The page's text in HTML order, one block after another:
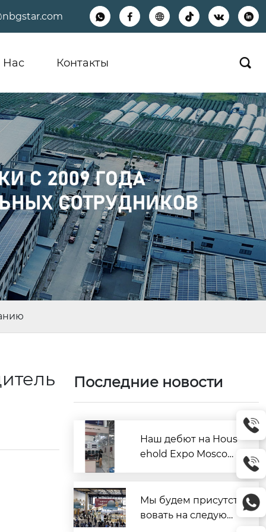
     
Контакты 
Последние новости
Наш дебют на Hous
ehold Expo Moscow!
дставляет новые то
вары для дома на м
артовской выставк
Мы будем присутст
вовать на следующ